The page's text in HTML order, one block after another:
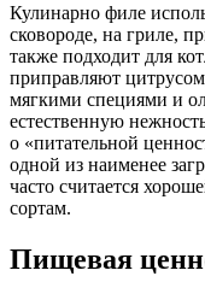
Кулинарно филе
сковороде, на гриле,
также подходит для
приправляют
мягкими специями и
естественную
о «питательной
одной из наименее
часто считается
сортам.
Пищевая